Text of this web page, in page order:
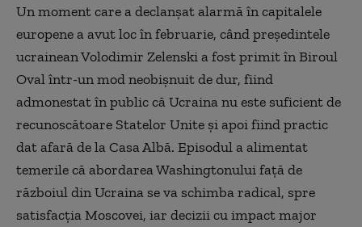
Un moment care a declanşat alarmă în capitalele
europene a avut loc în februarie, când preşedintele
ucrainean Volodimir Zelenski a fost primit în Biroul
Oval într-un mod neobişnuit de dur, fiind
admonestat în public că Ucraina nu este suficient de
recunoscătoare Statelor Unite şi apoi fiind practic
dat afară de la Casa Albă. Episodul a alimentat
temerile că abordarea Washingtonului faţă de
războiul din Ucraina se va schimba radical, spre
satisfacţia Moscovei, iar decizii cu impact major